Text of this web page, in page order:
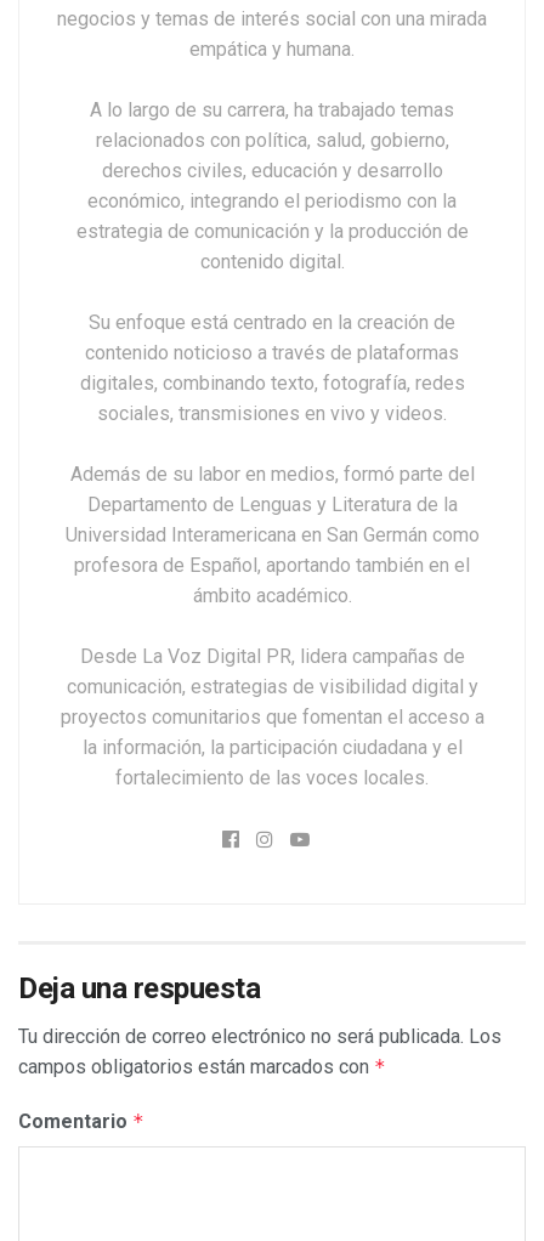
negocios y temas de interés social con una mirada
empática y humana.
A lo largo de su carrera, ha trabajado temas
relacionados con política, salud, gobierno,
derechos civiles, educación y desarrollo
económico, integrando el periodismo con la
estrategia de comunicación y la producción de
contenido digital.
Su enfoque está centrado en la creación de
contenido noticioso a través de plataformas
digitales, combinando texto, fotografía, redes
sociales, transmisiones en vivo y videos.
Además de su labor en medios, formó parte del
Departamento de Lenguas y Literatura de la
Universidad Interamericana en San Germán como
profesora de Español, aportando también en el
ámbito académico.
Desde La Voz Digital PR, lidera campañas de
comunicación, estrategias de visibilidad digital y
proyectos comunitarios que fomentan el acceso a
la información, la participación ciudadana y el
fortalecimiento de las voces locales.
Deja una respuesta
Tu dirección de correo electrónico no será publicada. Los
campos obligatorios están marcados con *
Comentario *